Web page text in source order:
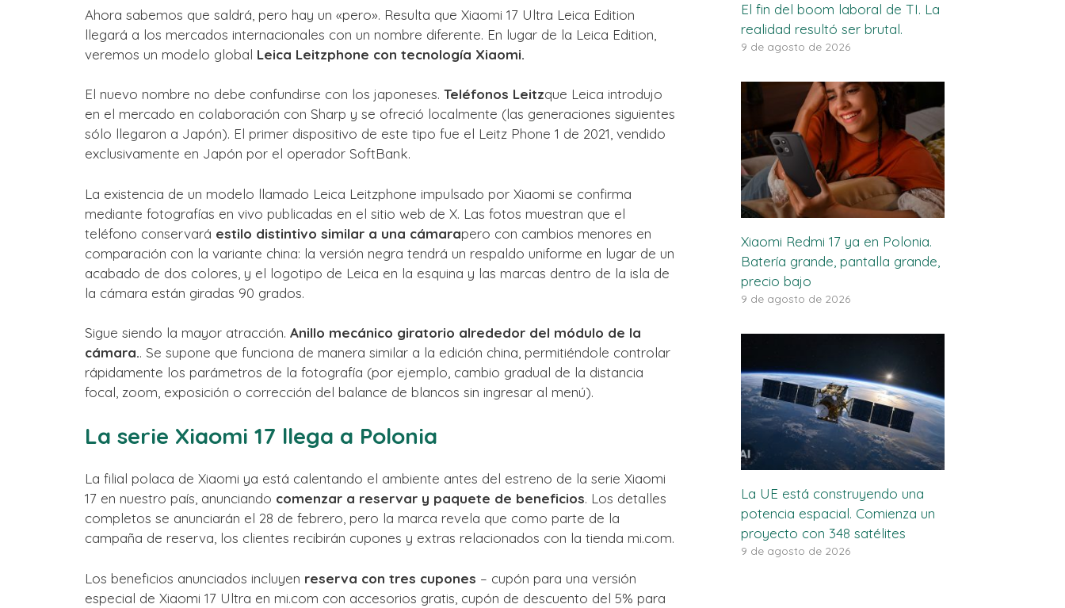
Ahora sabemos que saldrá, pero hay un «pero». Resulta que Xiaomi 17 Ultra Leica Edition
llegará a los mercados internacionales con un nombre diferente. En lugar de la Leica Edition,
veremos un modelo global Leica Leitzphone con tecnología Xiaomi.
El nuevo nombre no debe confundirse con los japoneses. Teléfonos Leitzque Leica introdujo
en el mercado en colaboración con Sharp y se ofreció localmente (las generaciones siguientes
sólo llegaron a Japón). El primer dispositivo de este tipo fue el Leitz Phone 1 de 2021, vendido
exclusivamente en Japón por el operador SoftBank.
La existencia de un modelo llamado Leica Leitzphone impulsado por Xiaomi se confirma
mediante fotografías en vivo publicadas en el sitio web de X. Las fotos muestran que el
teléfono conservará estilo distintivo similar a una cámarapero con cambios menores en
comparación con la variante china: la versión negra tendrá un respaldo uniforme en lugar de un
acabado de dos colores, y el logotipo de Leica en la esquina y las marcas dentro de la isla de
la cámara están giradas 90 grados.
Sigue siendo la mayor atracción. Anillo mecánico giratorio alrededor del módulo de la
cámara.. Se supone que funciona de manera similar a la edición china, permitiéndole controlar
rápidamente los parámetros de la fotografía (por ejemplo, cambio gradual de la distancia
focal, zoom, exposición o corrección del balance de blancos sin ingresar al menú).
La serie Xiaomi 17 llega a Polonia
La filial polaca de Xiaomi ya está calentando el ambiente antes del estreno de la serie Xiaomi
17 en nuestro país, anunciando comenzar a reservar y paquete de beneficios. Los detalles
completos se anunciarán el 28 de febrero, pero la marca revela que como parte de la
campaña de reserva, los clientes recibirán cupones y extras relacionados con la tienda mi.com.
Los beneficios anunciados incluyen reserva con tres cupones – cupón para una versión
especial de Xiaomi 17 Ultra en mi.com con accesorios gratis, cupón de descuento del 5% para
El fin del boom laboral de TI. La
realidad resultó ser brutal.
9 de agosto de 2026
Xiaomi Redmi 17 ya en Polonia.
Batería grande, pantalla grande,
precio bajo
9 de agosto de 2026
La UE está construyendo una
potencia espacial. Comienza un
proyecto con 348 satélites
9 de agosto de 2026